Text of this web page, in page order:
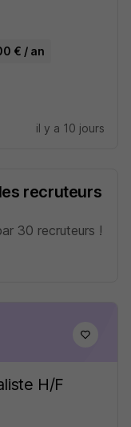
€ / an
il y a 10 jours
recruteurs
30 recruteurs !
H/F